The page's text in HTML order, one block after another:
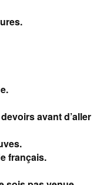
avant d’aller
français.